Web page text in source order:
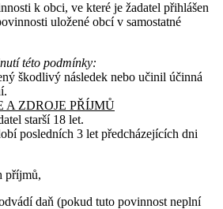
k obci, ve které je žadatel přihlášen
uložené obcí v samostatné
této podmínky:
škodlivý následek nebo učinil účinná
ZDROJE PŘÍJMŮ
starší 18 let.
posledních 3 let předcházejících dni
příjmů,
daň (pokud tuto povinnost neplní